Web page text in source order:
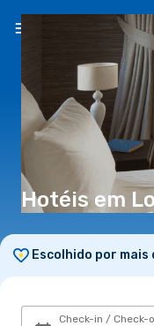
Hotéis em
Escolhido por mais
Check-in / Check-